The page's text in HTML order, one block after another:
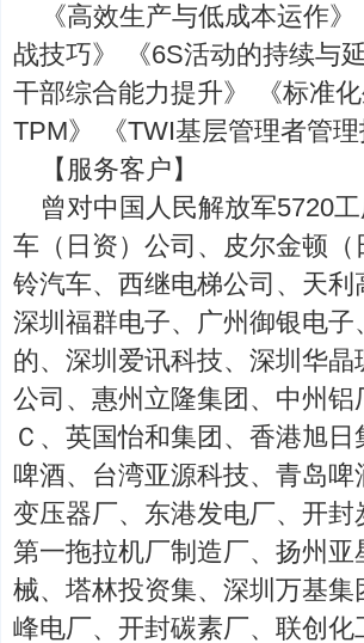
《高效生产与低成本运作
战技巧》 《6S活动的持续与
干部综合能力提升》 《标准
TPM》 《TWI基层管理者管
【服务客户】
曾对中国人民解放军5720
车（日资）公司、皮尔金顿
铃汽车、西继电梯公司、天
深圳福群电子、广州御银电
的、深圳爱讯科技、深圳华
公司、惠州立隆集团、中州
Ｃ、英国怡和集团、香港旭
啤酒、台湾亚源科技、青岛
变压器厂、东港发电厂、开
第一拖拉机厂制造厂、扬州
械、塔林投资集、深圳万基
峰电厂、开封碳素厂、联创